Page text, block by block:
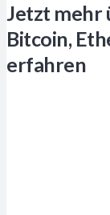
Jetzt mehr
Bitcoin,
erfahren